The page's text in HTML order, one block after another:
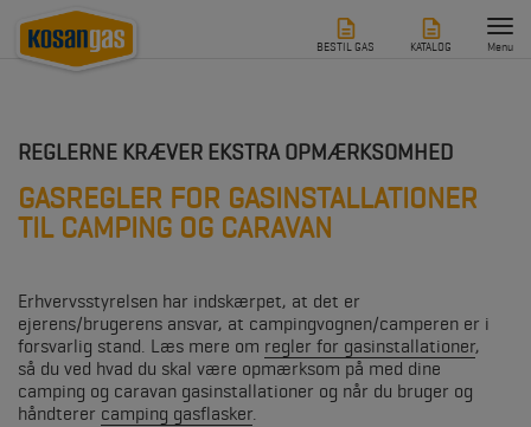
Menu
KATALOG
BESTIL GAS
REGLERNE KRÆVER EKSTRA OPMÆRKSOMHED
GASREGLER FOR GASINSTALLATIONER
TIL CAMPING OG CARAVAN
Erhvervsstyrelsen har indskærpet, at det er
ejerens/brugerens ansvar, at campingvognen/camperen er i
forsvarlig stand. Læs mere om regler for gasinstallationer,
så du ved hvad du skal være opmærksom på med dine
camping og caravan gasinstallationer og når du bruger og
håndterer camping gasflasker.